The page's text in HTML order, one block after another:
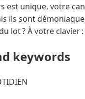
est unique, votre
ils sont
lot ? À votre
keywords